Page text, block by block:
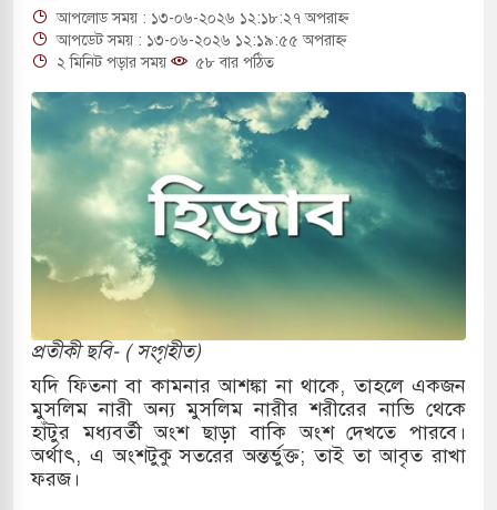
বিভিন্ন খাতে সৌদির বিনিয়োগের আহবান প্রধানমন্ত্রীর
পথে ইসরায়েলীরা,হাতছাড়ার ঝুঁকিতে জরুরি
পাহাড়ি ঢলে ফুঁসে উঠেছে তিস্তা
মুক্তির দাবিতে পাকিস্তানজুড়ে পিটিআইয়ের আজ
কোরিয়ার ক্ষেপণাস্ত্র ইউনিট মোতায়েন করা হয়েছে:
আপলোড সময় : ১৩-০৬-২০২৬ ১২:১৮:২৭ অপরাহ্ন
আপডেট সময় : ১৩-০৬-২০২৬ ১২:১৯:৫৫ অপরাহ্ন
২ মিনিট পড়ার সময়
৫৮ বার পঠিত
প্রতীকী ছবি- ( সংগৃহীত)
যদি ফিতনা বা কামনার আশঙ্কা না থাকে, তাহলে একজন
মুসলিম নারী অন্য মুসলিম নারীর শরীরের নাভি থেকে
হাঁটুর মধ্যবর্তী অংশ ছাড়া বাকি অংশ দেখতে পারবে।
অর্থাৎ, এ অংশটুকু সতরের অন্তর্ভুক্ত; তাই তা আবৃত রাখা
ফরজ।